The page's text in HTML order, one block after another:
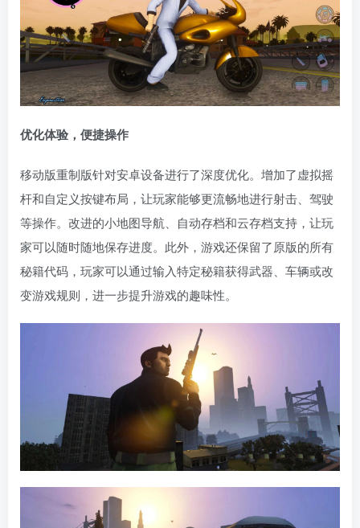
优化体验，便捷操作
移动版重制版针对安卓设备进行了深度优化。增加了虚拟摇
杆和自定义按键布局，让玩家能够更流畅地进行射击、驾驶
等操作。改进的小地图导航、自动存档和云存档支持，让玩
家可以随时随地保存进度。此外，游戏还保留了原版的所有
秘籍代码，玩家可以通过输入特定秘籍获得武器、车辆或改
变游戏规则，进一步提升游戏的趣味性。